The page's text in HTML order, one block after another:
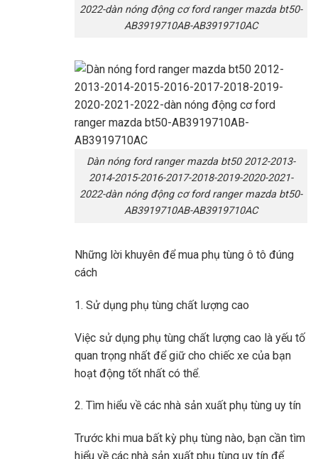
2022-dàn nóng động cơ ford ranger mazda bt50-
AB3919710AB-AB3919710AC
Dàn nóng ford ranger mazda bt50 2012-2013-
2014-2015-2016-2017-2018-2019-2020-2021-
2022-dàn nóng động cơ ford ranger mazda bt50-
AB3919710AB-AB3919710AC
Những lời khuyên để mua phụ tùng ô tô đúng
cách
1. Sử dụng phụ tùng chất lượng cao
Việc sử dụng phụ tùng chất lượng cao là yếu tố
quan trọng nhất để giữ cho chiếc xe của bạn
hoạt động tốt nhất có thể.
2. Tìm hiểu về các nhà sản xuất phụ tùng uy tín
Trước khi mua bất kỳ phụ tùng nào, bạn cần tìm
hiểu về các nhà sản xuất phụ tùng uy tín để